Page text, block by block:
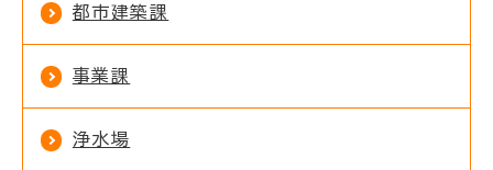
都市建築課
事業課
浄水場